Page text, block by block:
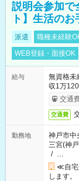
説明会参加で
ト】生活のお
派遣 職種未経験
WEB登録・面接OK
給与
無資格
収1万
交通
交通費
勤務地
神戸市中
三宮(神
/ …
≪自宅
します。